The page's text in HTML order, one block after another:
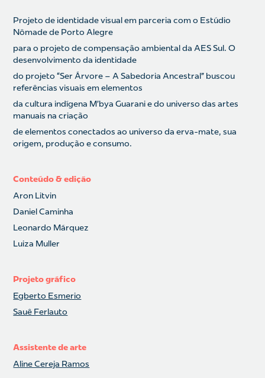
Projeto de identidade visual em parceria com o Estúdio
Nômade de Porto Alegre
para o projeto de compensação ambiental da AES Sul. O
desenvolvimento da identidade
do projeto “Ser Árvore – A Sabedoria Ancestral” buscou
referências visuais em elementos
da cultura indígena M’bya Guarani e do universo das artes
manuais na criação
de elementos conectados ao universo da erva-mate, sua
origem, produção e consumo.
Conteúdo & edição
Aron Litvin
Daniel Caminha
Leonardo Márquez
Luiza Muller
Projeto gráfico
Egberto Esmerio
Sauê Ferlauto
Assistente de arte
Aline Cereja Ramos